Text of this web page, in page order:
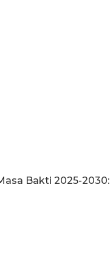
Bakti 2025-2030: